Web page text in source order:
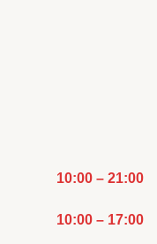
10:00 – 21:00
10:00 – 17:00